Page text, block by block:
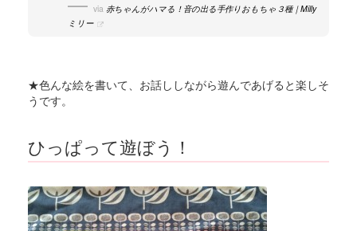
via 赤ちゃんがハマる！音の出る手作りおもちゃ３種｜Milly
ミリー
★色んな絵を書いて、お話ししながら遊んであげると楽しそ
うです。
ひっぱって遊ぼう！